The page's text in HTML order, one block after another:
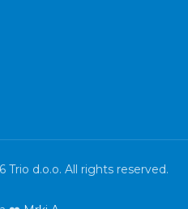
Trio d.o.o. All rights reserved.